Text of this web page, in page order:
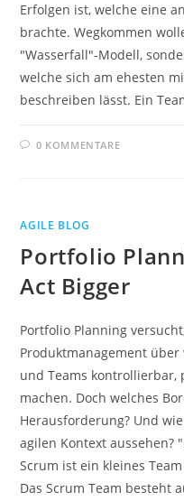
Erfolgen ist, welche eine
brachte. Wegkommen
"Wasserfall"-Modell,
welche sich am ehesten
beschreiben lässt. Ein
0 KOMMENTARE
AGILE BLOG
Portfolio
Act Bigger
Portfolio Planning
Produktmanagement über
und Teams
machen. Doch welches
Herausforderung? Und
agilen Kontext aussehen?
Scrum ist ein kleines
Das Scrum Team besteht